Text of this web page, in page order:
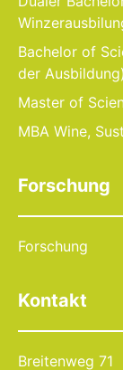
Bachelor of
der Ausbildung)
Master of
MBA Wine,
Forschung
Forschung
Kontakt
Breitenweg 71